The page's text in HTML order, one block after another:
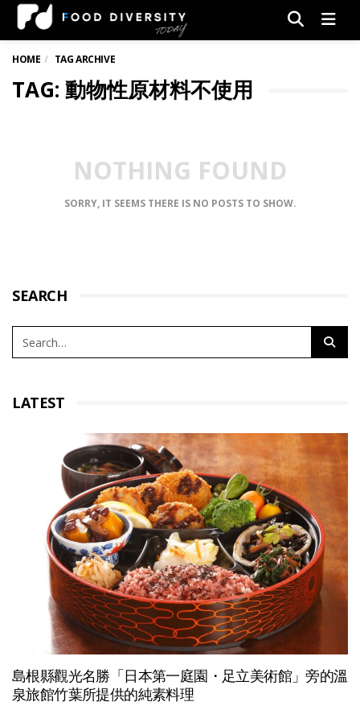
HOME TAG ARCHIVE
TAG: 動物性原材料不使用
NOTHING FOUND
SORRY, IT SEEMS THERE IS NO POSTS TO SHOW.
SEARCH
LATEST
島根縣觀光名勝「日本第一庭園・足立美術館」旁的溫
泉旅館竹葉所提供的純素料理